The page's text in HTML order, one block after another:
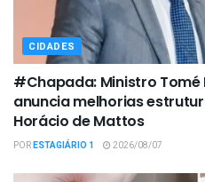
CIDADES
#Chapada: Ministro Tomé
anuncia melhorias
Horácio de Mattos
PORESTAGIÁRIO 1 2026/08/07